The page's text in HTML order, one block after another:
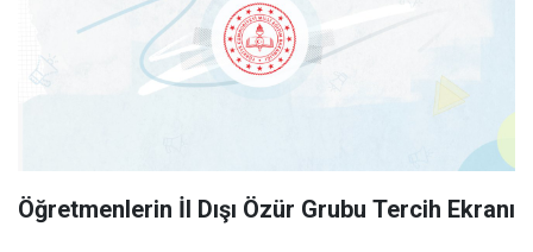
Öğretmenlerin İl Dışı Özür Grubu Tercih Ekranı